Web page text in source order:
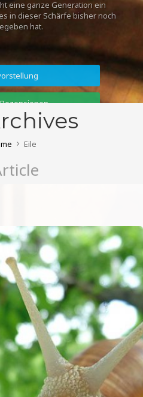
eine ganze Generation ein
in dieser Schärfe bisher noch
hat.
Eile